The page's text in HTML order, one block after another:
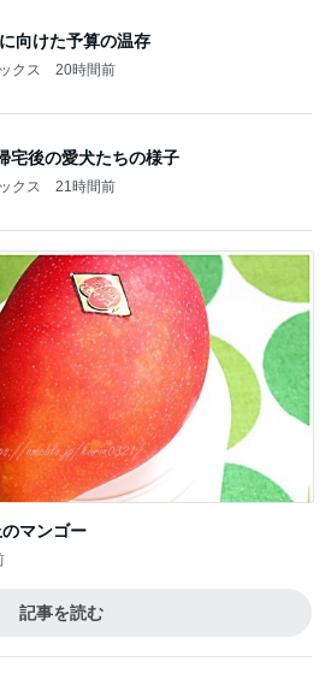
向けた予算の温存
クス 20時間前
宅後の愛犬たちの様子
クス 21時間前
マンゴー
記事を読む